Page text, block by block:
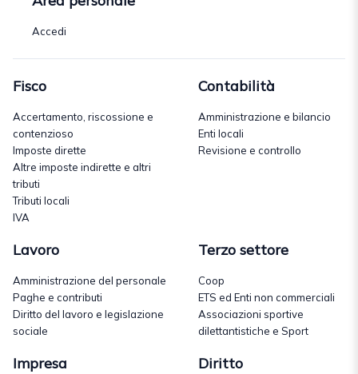
Accedi
Fisco
Accertamento, riscossione e
contenzioso
Imposte dirette
Altre imposte indirette e altri
tributi
Tributi locali
IVA
Contabilità
Amministrazione e bilancio
Enti locali
Revisione e controllo
Lavoro
Amministrazione del personale
Paghe e contributi
Diritto del lavoro e legislazione
sociale
Terzo settore
Coop
ETS ed Enti non commerciali
Associazioni sportive
dilettantistiche e Sport
Impresa Diritto